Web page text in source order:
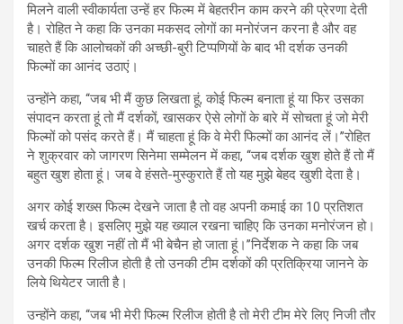
मिलने वाली स्वीकार्यता उन्हें हर फिल्म में बेहतरीन काम करने की प्रेरणा देती
है। रोहित ने कहा कि उनका मकसद लोगों का मनोरंजन करना है और वह
चाहते हैं कि आलोचकों की अच्छी-बुरी टिप्पणियों के बाद भी दर्शक उनकी
फिल्मों का आनंद उठाएं।
उन्होंने कहा, ‘‘जब भी मैं कुछ लिखता हूं, कोई फिल्म बनाता हूं या फिर उसका
संपादन करता हूं तो मैं दर्शकों, खासकर ऐसे लोगों के बारे में सोचता हूं जो मेरी
फिल्मों को पसंद करते हैं। मैं चाहता हूं कि वे मेरी फिल्मों का आनंद लें।’’रोहित
ने शुक्रवार को जागरण सिनेमा सम्मेलन में कहा, ‘‘जब दर्शक खुश होते हैं तो मैं
बहुत खुश होता हूं। जब वे हंसते-मुस्कुराते हैं तो यह मुझे बेहद खुशी देता है।
अगर कोई शख्स फिल्म देखने जाता है तो वह अपनी कमाई का 10 प्रतिशत
खर्च करता है। इसलिए मुझे यह ख्याल रखना चाहिए कि उनका मनोरंजन हो।
अगर दर्शक खुश नहीं तो मैं भी बेचैन हो जाता हूं।’’निर्देशक ने कहा कि जब
उनकी फिल्म रिलीज होती है तो उनकी टीम दर्शकों की प्रतिक्रिया जानने के
लिये थियेटर जाती है।
उन्होंने कहा, ‘‘जब भी मेरी फिल्म रिलीज होती है तो मेरी टीम मेरे लिए निजी तौर